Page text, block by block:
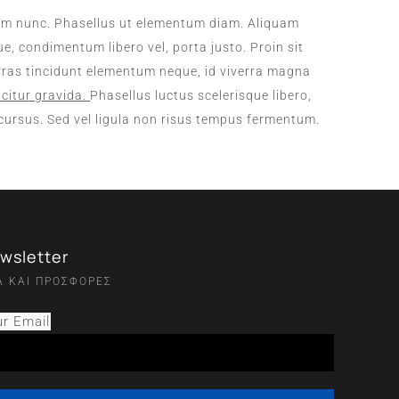
nunc. Phasellus ut elementum diam. Aliquam
condimentum libero vel, porta justo. Proin sit
tincidunt elementum neque, id viverra magna
gravida. Phasellus luctus scelerisque libero,
Sed vel ligula non risus tempus fermentum.
ΚΑΙ ΠΡΟΣΦΟΡΕΣ
Email